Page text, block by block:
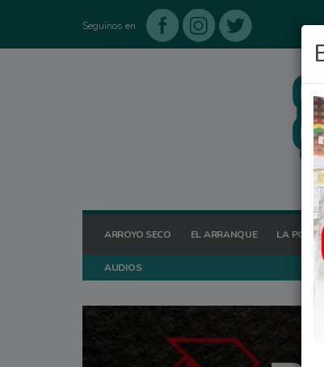
Seguinos en
ARROYO SECO EL ARRANQUE LA
AUDIOS